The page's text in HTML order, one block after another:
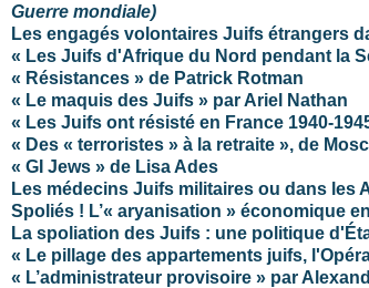
Guerre mondiale)
Les engagés volontaires Juifs étrangers
« Les Juifs d'Afrique du Nord pendant la
« Résistances » de Patrick Rotman
« Le maquis des Juifs » par Ariel Nathan
« Les Juifs ont résisté en France 1940-
« Des « terroristes » à la retraite », de
« GI Jews » de Lisa Ades
Les médecins Juifs militaires ou dans les
Spoliés ! L’« aryanisation » économique
La spoliation des Juifs : une politique
« Le pillage des appartements juifs,
« L’administrateur provisoire » par